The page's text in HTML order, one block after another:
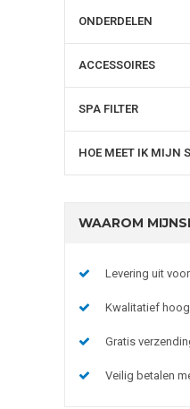
ONDERDELEN
ACCESSOIRES
SPA FILTER
HOE MEET IK MIJN
WAAROM
Levering uit
Kwalitatief
Gratis
Veilig betalen